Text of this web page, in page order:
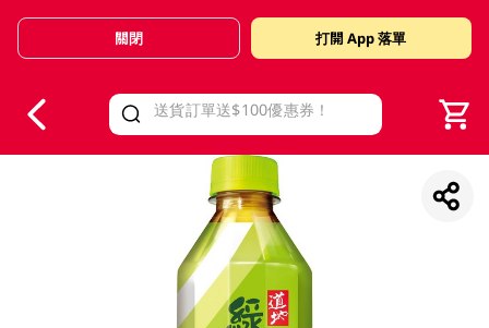
Valid Until 30 June 2026
關閉 打開 App 落單